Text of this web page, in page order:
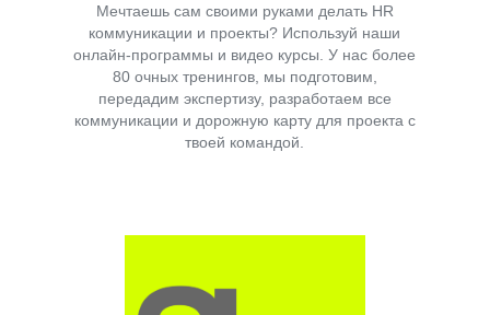
Мечтаешь сам своими руками делать HR
коммуникации и проекты? Используй наши
онлайн-программы и видео курсы. У нас более
80 очных тренингов, мы подготовим,
передадим экспертизу, разработаем все
коммуникации и дорожную карту для проекта с
твоей командой.